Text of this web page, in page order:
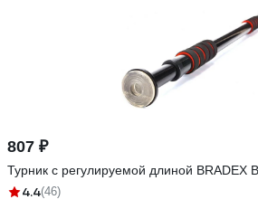
807 ₽
Турник с регулируемой длиной
4.4(46)